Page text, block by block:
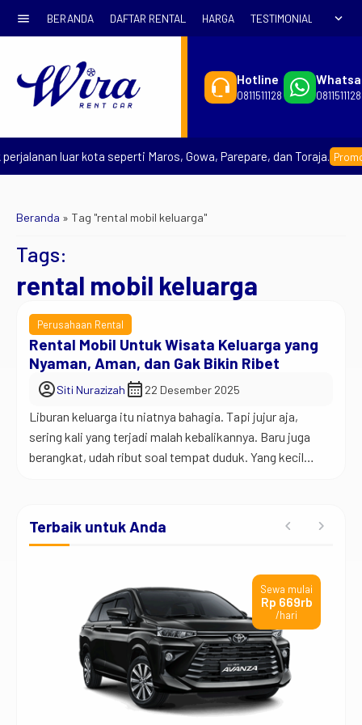
menu BERANDA DAFTAR RENTAL HARGA TESTIMONIAL expand_more
Hotline
0811511128 0811511128
luar kota seperti Maros, Gowa, Parepare, dan Toraja. Promo
Beranda » Tag "rental mobil keluarga"
Tags:
rental mobil keluarga
Perusahaan Rental
Rental Mobil Untuk Wisata Keluarga yang
Nyaman, Aman, dan Gak Bikin Ribet
account_circleSiti Nurazizah calendar_month 22 Desember 2025
Liburan keluarga itu niatnya bahagia. Tapi jujur aja,
sering kali yang terjadi malah kebalikannya. Baru juga
berangkat, udah ribut soal tempat duduk. Yang kecil
bukan adu argumen. Jadi begini… salah satu kunci
wisata keluarga yang sukses itu bukan cuma […]
Terbaik untuk Anda
Sewa mulai
Rp 669rb
/hari